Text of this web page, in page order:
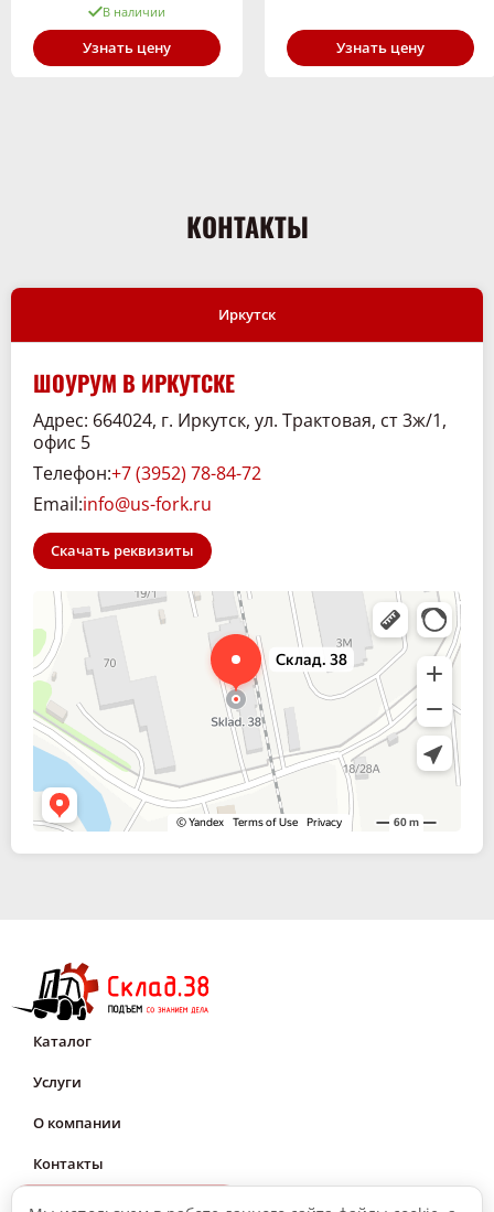
В наличии
Узнать цену Узнать цену
КОНТАКТЫ
Иркутск
ШОУРУМ В ИРКУТСКЕ
Адрес: 664024, г. Иркутск, ул. Трактовая, ст 3ж/1,
офис 5
Телефон:+7 (3952) 78-84-72
Email:info@us-fork.ru
Скачать реквизиты
Склад. 38
Спецтехника и спецавтомобили в Иркутске
Каталог
Услуги
О компании
Контакты